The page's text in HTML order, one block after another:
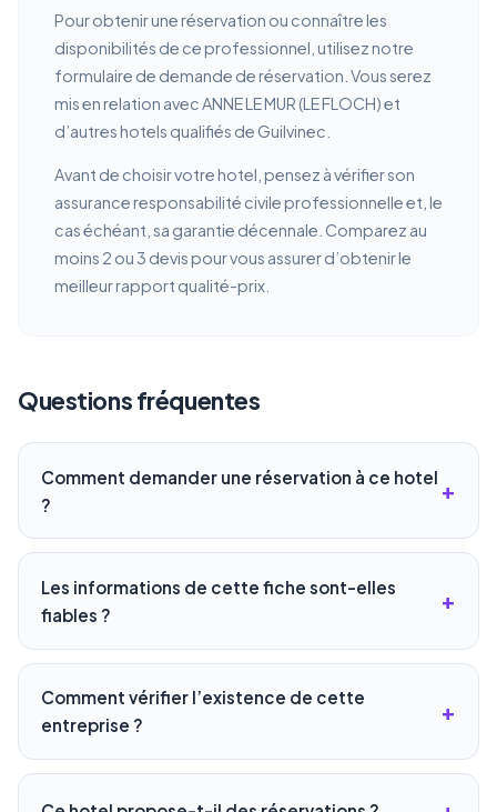
Pour obtenir une réservation ou connaître les
disponibilités de ce professionnel, utilisez notre
formulaire de demande de réservation. Vous serez
mis en relation avec ANNE LE MUR (LE FLOCH) et
d’autres hotels qualifiés de Guilvinec.
Avant de choisir votre hotel, pensez à vérifier son
assurance responsabilité civile professionnelle et, le
cas échéant, sa garantie décennale. Comparez au
moins 2 ou 3 devis pour vous assurer d’obtenir le
meilleur rapport qualité-prix.
Questions fréquentes
Comment demander une réservation à ce hotel
?
Les informations de cette fiche sont-elles
fiables ?
Comment vérifier l’existence de cette
entreprise ?